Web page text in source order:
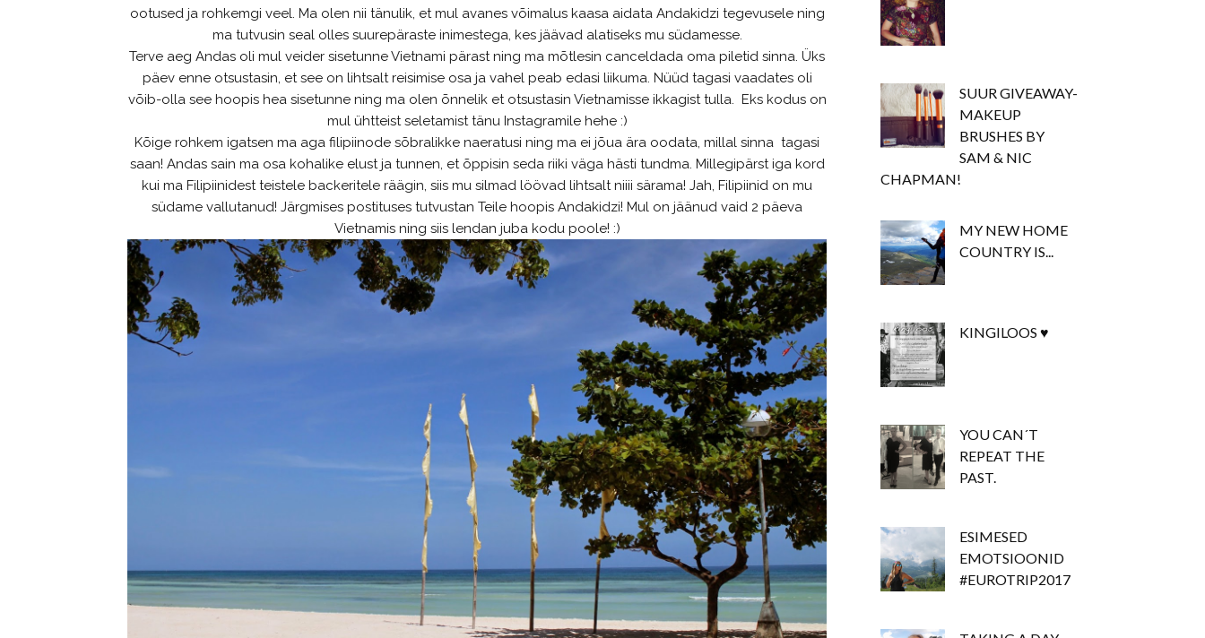
ootused ja rohkemgi veel. Ma olen nii tänulik, et mul avanes võimalus kaasa aidata Andakidzi tegevusele ning
ma tutvusin seal olles suurepäraste inimestega, kes jäävad alatiseks mu südamesse.
Terve aeg Andas oli mul veider sisetunne Vietnami pärast ning ma mõtlesin canceldada oma piletid sinna. Üks
päev enne otsustasin, et see on lihtsalt reisimise osa ja vahel peab edasi liikuma. Nüüd tagasi vaadates oli
võib-olla see hoopis hea sisetunne ning ma olen õnnelik et otsustasin Vietnamisse ikkagist tulla. Eks kodus on
mul ühtteist seletamist tänu Instagramile hehe :)
Kõige rohkem igatsen ma aga filipiinode sõbralikke naeratusi ning ma ei jõua ära oodata, millal sinna tagasi
saan! Andas sain ma osa kohalike elust ja tunnen, et õppisin seda riiki väga hästi tundma. Millegipärst iga kord
kui ma Filipiinidest teistele backeritele räägin, siis mu silmad löövad lihtsalt niiii särama! Jah, Filipiinid on mu
südame vallutanud! Järgmises postituses tutvustan Teile hoopis Andakidzi! Mul on jäänud vaid 2 päeva
Vietnamis ning siis lendan juba kodu poole! :)
SUUR GIVEAWAY-
MAKEUP
BRUSHES BY
SAM & NIC
CHAPMAN!
MY NEW HOME
COUNTRY IS...
KINGILOOS ♥
YOU CAN´T
REPEAT THE
PAST.
ESIMESED
EMOTSIOONID
#EUROTRIP2017